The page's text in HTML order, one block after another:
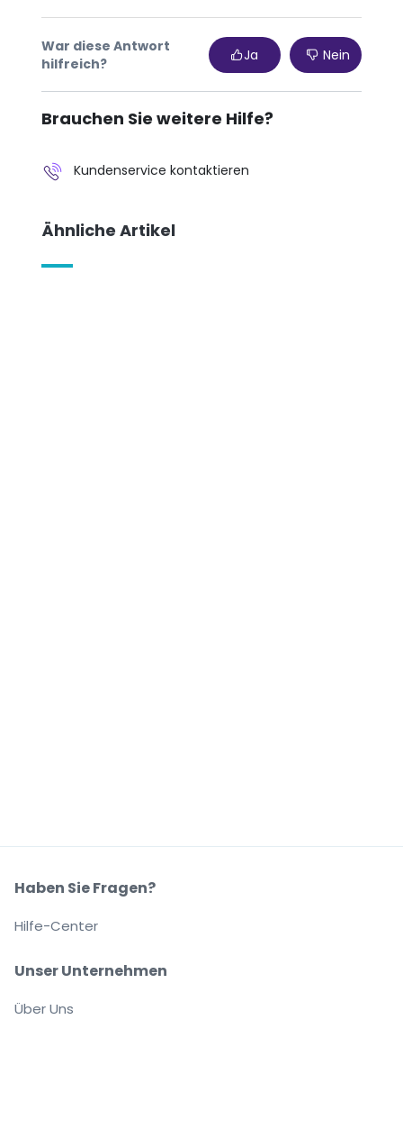
War diese Antwort
hilfreich?
Ja Nein
Brauchen Sie weitere Hilfe?
Kundenservice kontaktieren
Ähnliche Artikel
Unser Unternehmen
Über Uns
Haben Sie Fragen?
Hilfe-Center